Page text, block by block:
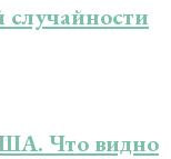
Что видно